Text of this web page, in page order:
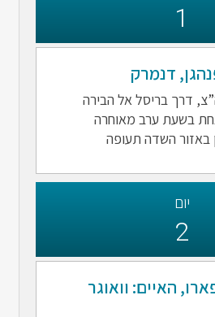
1
דנמרק
דרך בריסל אל הבירה
בשעת ערב מאוחרה
באזור השדה תעופה
יום
2
האיים: וואוגר